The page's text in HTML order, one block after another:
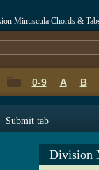
Minuscula Chords &
0-9 A B
Submit tab
Division